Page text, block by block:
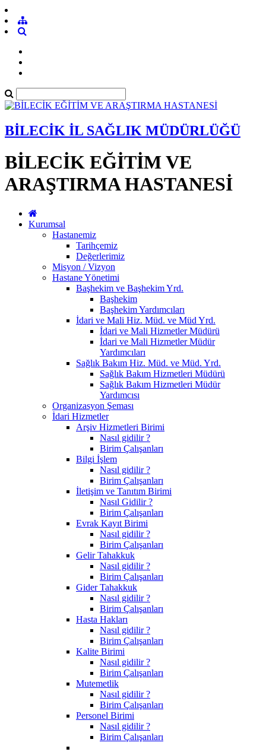
BİLECİK İL SAĞLIK MÜDÜRLÜĞÜ
BİLECİK EĞİTİM VE
ARAŞTIRMA HASTANESİ
Kurumsal
Hastanemiz
Tarihçemiz
Değerlerimiz
Misyon / Vizyon
Hastane Yönetimi
Başhekim ve Başhekim Yrd.
Başhekim
Başhekim Yardımcıları
İdari ve Mali Hiz. Müd. ve Müd Yrd.
İdari ve Mali Hizmetler Müdürü
İdari ve Mali Hizmetler Müdür
Yardımcıları
Sağlık Bakım Hiz. Müd. ve Müd. Yrd.
Sağlık Bakım Hizmetleri Müdürü
Sağlık Bakım Hizmetleri Müdür
Yardımcısı
Organizasyon Şeması
İdari Hizmetler
Arşiv Hizmetleri Birimi
Nasıl gidilir ?
Birim Çalışanları
Bilgi İşlem
Nasıl gidilir ?
Birim Çalışanları
İletişim ve Tanıtım Birimi
Nasıl Gidilir ?
Birim Çalışanları
Evrak Kayıt Birimi
Nasıl gidilir ?
Birim Çalışanları
Gelir Tahakkuk
Nasıl gidilir ?
Birim Çalışanları
Gider Tahakkuk
Nasıl gidilir ?
Birim Çalışanları
Hasta Hakları
Nasıl gidilir ?
Birim Çalışanları
Kalite Birimi
Nasıl gidilir ?
Birim Çalışanları
Mutemetlik
Nasıl gidilir ?
Birim Çalışanları
Personel Birimi
Nasıl gidilir ?
Birim Çalışanları